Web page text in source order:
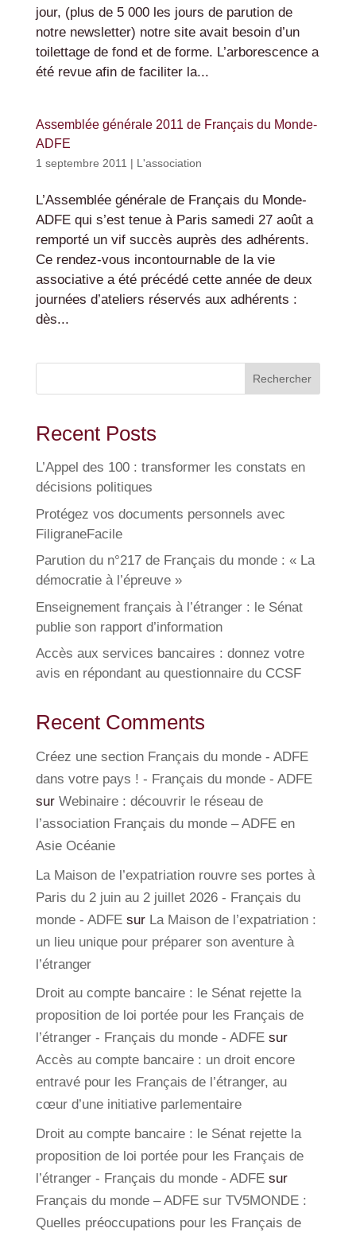
jour, (plus de 5 000 les jours de parution de
notre newsletter) notre site avait besoin d’un
toilettage de fond et de forme. L’arborescence a
été revue afin de faciliter la...
Assemblée générale 2011 de Français du Monde-
ADFE
1 septembre 2011 | L'association
L’Assemblée générale de Français du Monde-
ADFE qui s’est tenue à Paris samedi 27 août a
remporté un vif succès auprès des adhérents.
Ce rendez-vous incontournable de la vie
associative a été précédé cette année de deux
journées d’ateliers réservés aux adhérents :
dès...
Rechercher
Recent Posts
L’Appel des 100 : transformer les constats en
décisions politiques
Protégez vos documents personnels avec
FiligraneFacile
Parution du n°217 de Français du monde : « La
démocratie à l’épreuve »
Enseignement français à l’étranger : le Sénat
publie son rapport d’information
Accès aux services bancaires : donnez votre
avis en répondant au questionnaire du CCSF
Recent Comments
Créez une section Français du monde - ADFE
dans votre pays ! - Français du monde - ADFE
sur Webinaire : découvrir le réseau de
l’association Français du monde – ADFE en
Asie Océanie
La Maison de l’expatriation rouvre ses portes à
Paris du 2 juin au 2 juillet 2026 - Français du
monde - ADFEsur La Maison de l’expatriation :
un lieu unique pour préparer son aventure à
l’étranger
Droit au compte bancaire : le Sénat rejette la
proposition de loi portée pour les Français de
l’étranger - Français du monde - ADFEsur
Accès au compte bancaire : un droit encore
entravé pour les Français de l’étranger, au
cœur d’une initiative parlementaire
Droit au compte bancaire : le Sénat rejette la
proposition de loi portée pour les Français de
l’étranger - Français du monde - ADFEsur
Français du monde – ADFE sur TV5MONDE :
Quelles préoccupations pour les Français de